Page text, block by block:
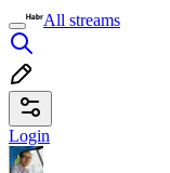
All streams
Login